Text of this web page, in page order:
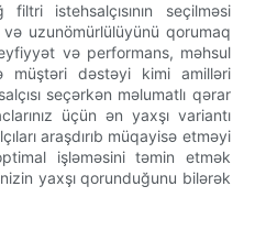
istehsalçısının seçilməsi
və uzunömürlülüyünü qorumaq
və performans, məhsul
dəstəyi kimi amilləri
seçərkən məlumatlı qərar
üçün ən yaxşı variantı
araşdırıb müqayisə etməyi
işləməsini təmin etmək
yaxşı qorunduğunu bilərək